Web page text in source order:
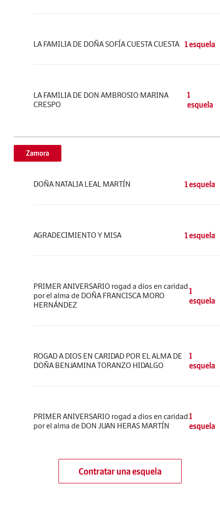
LA FAMILIA DE DOÑA SOFÍA CUESTA CUESTA 1 esquela
LA FAMILIA DE DON AMBROSIO MARINA
CRESPO
1
esquela
Zamora
DOÑA NATALIA LEAL MARTÍN 1 esquela
AGRADECIMIENTO Y MISA 1 esquela
PRIMER ANIVERSARIO rogad a dios en caridad
por el alma de DOÑA FRANCISCA MORO
HERNÁNDEZ
1
esquela
ROGAD A DIOS EN CARIDAD POR EL ALMA DE
DOÑA BENJAMINA TORANZO HIDALGO
1
esquela
PRIMER ANIVERSARIO rogad a dios en caridad
por el alma de DON JUAN HERAS MARTÍN
1
esquela
Contratar una esquela